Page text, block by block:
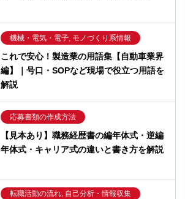
機械・電気・電子, モノづくり系情報
これで安心！製造業の用語集【自動車業界
編】｜号口・SOPなど現場で役立つ用語を
解説
応募書類の作成方法
【見本あり】職務経歴書の編年体式・逆編
年体式・キャリア式の違いと書き方を解説
転職活動の流れ, 自己分析・情報収集